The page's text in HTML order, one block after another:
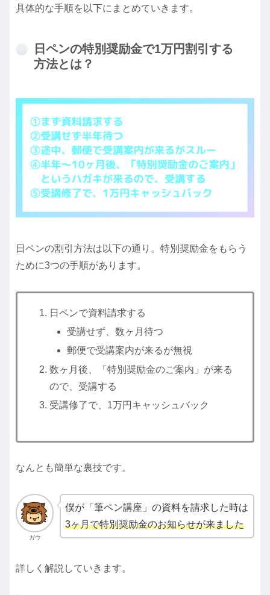
具体的な手順を以下にまとめていきます。
日ペンの特別奨励金で1万円割引する
方法とは？
日ペンの割引方法は以下の通り。特別奨励金をもらう
ために3つの手順があります。
日ペンで資料請求する
受講せず、数ヶ月待つ
郵便で受講案内が来るが無視
数ヶ月後、「特別奨励金のご案内」が来る
ので、受講する
受講修了で、1万円キャッシュバック
なんとも簡単な裏技です。
ガウ
僕が「筆ペン講座」の資料を請求した時は
3ヶ月で特別奨励金のお知らせが来ました
詳しく解説していきます。